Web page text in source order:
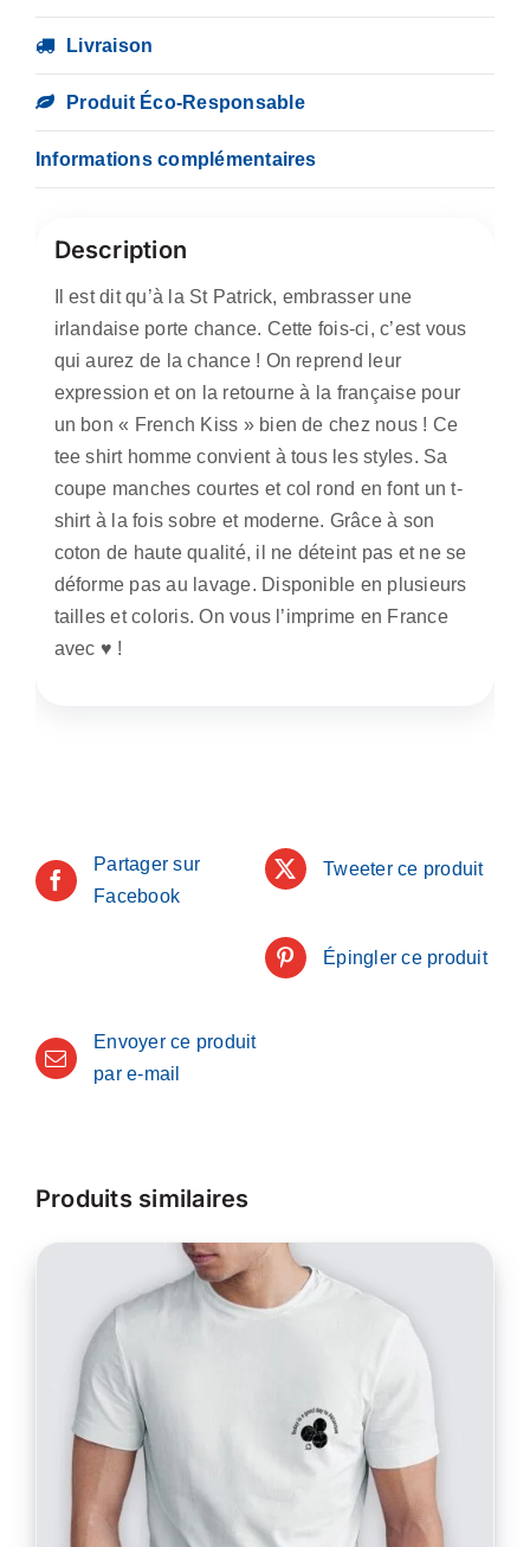
Livraison
Produit Éco-Responsable
Informations complémentaires
Description
Il est dit qu’à la St Patrick, embrasser une
irlandaise porte chance. Cette fois-ci, c’est vous
qui aurez de la chance ! On reprend leur
expression et on la retourne à la française pour
un bon « French Kiss » bien de chez nous ! Ce
tee shirt homme convient à tous les styles. Sa
coupe manches courtes et col rond en font un t-
shirt à la fois sobre et moderne. Grâce à son
coton de haute qualité, il ne déteint pas et ne se
déforme pas au lavage. Disponible en plusieurs
tailles et coloris. On vous l’imprime en France
avec ♥️ !
Partager sur
Facebook
Tweeter ce produit
Épingler ce produit
Envoyer ce produit
par e-mail
Produits similaires
CHOIX DES OPTIONS
PRODUIT
DÉTAILS